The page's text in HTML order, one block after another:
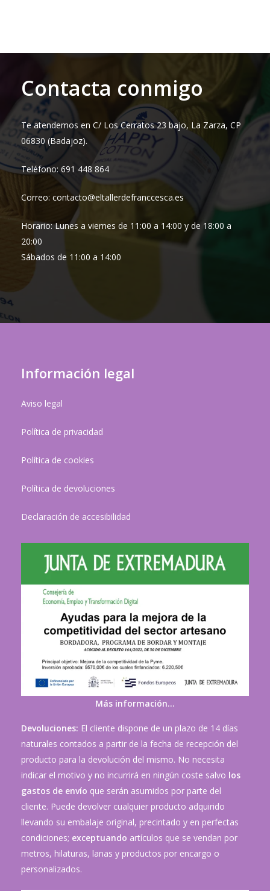
Contacta conmigo
Te atendemos en C/ Los Cerratos 23 bajo, La Zarza, CP
06830 (Badajoz).
Teléfono: 691 448 864
Correo: contacto@eltallerdefranccesca.es
Horario: Lunes a viernes de 11:00 a 14:00 y de 18:00 a
20:00
Sábados de 11:00 a 14:00
Información legal
Aviso legal
Política de privacidad
Política de cookies
Política de devoluciones
Declaración de accesibilidad
Más información…
Devoluciones: El cliente dispone de un plazo de 14 días
naturales contados a partir de la fecha de recepción del
producto para la devolución del mismo. No necesita
indicar el motivo y no incurrirá en ningún coste salvo los
gastos de envío que serán asumidos por parte del
cliente. Puede devolver cualquier producto adquirido
llevando su embalaje original, precintado y en perfectas
condiciones; exceptuando artículos que se vendan por
metros, hilaturas, lanas y productos por encargo o
personalizados.